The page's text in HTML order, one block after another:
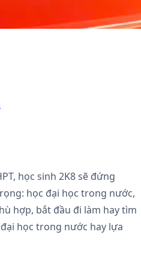
học sinh 2K8 sẽ đứng
học đại học trong nước,
hợp, bắt đầu đi làm hay tìm
học trong nước hay lựa